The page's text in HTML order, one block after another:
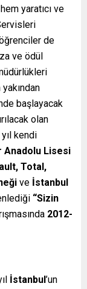
hem yaratıcı ve
de
ve ödül
başlayacak
olan
kendi
Anadolu Lisesi
Total,
ve İstanbul
“Sizin
2012-
İstanbul ’un